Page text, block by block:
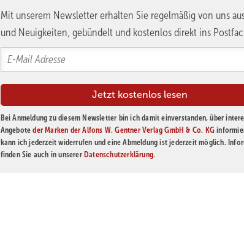
Mit unserem Newsletter erhalten Sie regelmäßig von uns
und Neuigkeiten, gebündelt und kostenlos direkt ins
Bei Anmeldung zu diesem Newsletter bin ich damit einverstanden, über
Angeboteder Marken der Alfons W. Gentner Verlag GmbH & Co. KG
kann ich jederzeit widerrufen und eine Abmeldung ist jederzeit möglich.
finden Sie auch in unserer Datenschutzerklärung.